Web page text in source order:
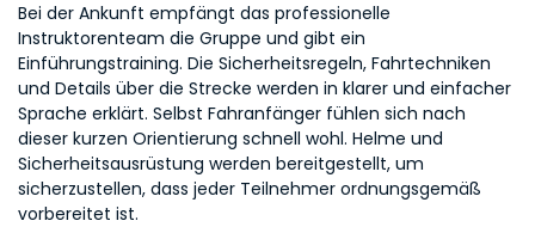
Bei der Ankunft empfängt das professionelle
Instruktorenteam die Gruppe und gibt ein
Einführungstraining. Die Sicherheitsregeln, Fahrtechniken
und Details über die Strecke werden in klarer und einfacher
Sprache erklärt. Selbst Fahranfänger fühlen sich nach
dieser kurzen Orientierung schnell wohl. Helme und
Sicherheitsausrüstung werden bereitgestellt, um
sicherzustellen, dass jeder Teilnehmer ordnungsgemäß
vorbereitet ist.